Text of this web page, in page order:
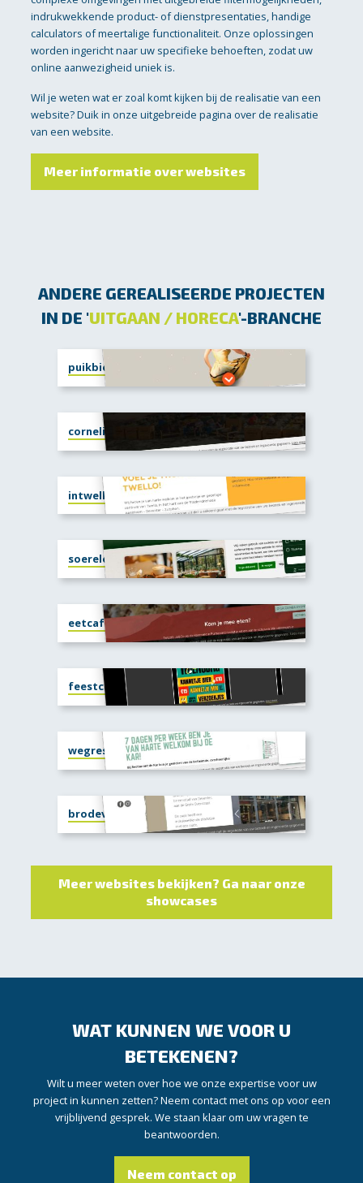
indrukwekkende product- of dienstpresentaties, handige
calculators of meertalige functionaliteit. Onze oplossingen
worden ingericht naar uw specifieke behoeften, zodat uw
online aanwezigheid uniek is.
Wil je weten wat er zoal komt kijken bij de realisatie van een
website? Duik in onze uitgebreide pagina over de realisatie
van een website.
Meer informatie over websites
ANDERE GEREALISEERDE PROJECTEN
IN DE 'UITGAAN / HORECA'-BRANCHE
puikbieren.nl
cornelisepe.nl
intwello.nl
soerelepe.nl
eetcafejoenco.nl
feestcafedetijd.nl
wegrestaurantdekar.nl
brodeventer.nl
Meer websites bekijken? Ga naar onze
showcases
WAT KUNNEN WE VOOR U
BETEKENEN?
Wilt u meer weten over hoe we onze expertise voor uw
project in kunnen zetten? Neem contact met ons op voor een
vrijblijvend gesprek. We staan klaar om uw vragen te
beantwoorden.
Neem contact op